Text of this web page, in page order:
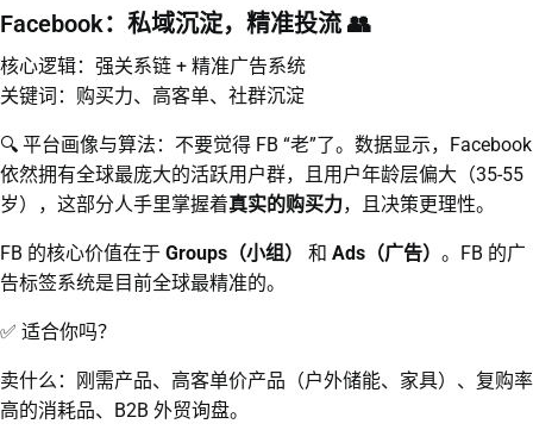
Facebook：私域沉淀，精准投流 👥
核心逻辑：强关系链 + 精准广告系统
关键词：购买力、高客单、社群沉淀
🔍 平台画像与算法：不要觉得 FB “老”了。数据显示，Facebook
依然拥有全球最庞大的活跃用户群，且用户年龄层偏大（35-55
岁），这部分人手里掌握着真实的购买力，且决策更理性。
FB 的核心价值在于 Groups（小组） 和 Ads（广告） 。FB 的广
告标签系统是目前全球最精准的。
✅ 适合你吗？
卖什么：刚需产品、高客单价产品（户外储能、家具）、复购率
高的消耗品、B2B 外贸询盘。